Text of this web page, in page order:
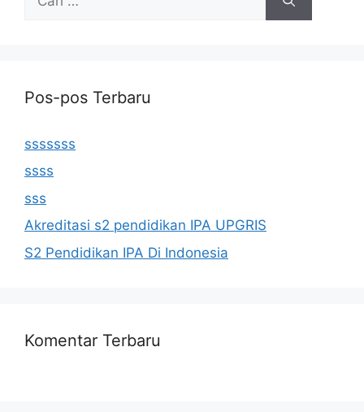
untuk:
Pos-pos Terbaru
sssssss
ssss
sss
Akreditasi s2 pendidikan IPA UPGRIS
S2 Pendidikan IPA Di Indonesia
Komentar Terbaru